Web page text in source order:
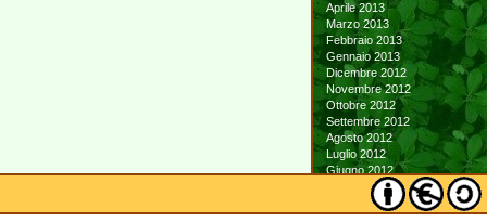
Aprile 2013
Marzo 2013
Febbraio 2013
Gennaio 2013
Dicembre 2012
Novembre 2012
Ottobre 2012
Settembre 2012
Agosto 2012
Luglio 2012
Giugno 2012
Maggio 2012
Aprile 2012